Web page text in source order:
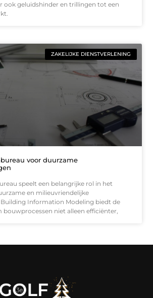
ook geluidshinder en trillingen tot een
ZAKELIJKE DIENSTVERLENING
voor duurzame
speelt een belangrijke rol in het
en milieuvriendelijke
Information Modeling biedt de
niet alleen efficiënter,